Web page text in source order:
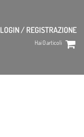
LOGIN / REGISTRAZIONE
Hai0articoli